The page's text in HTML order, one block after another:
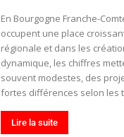
En Bourgogne Franche-
occupent une place
régionale et dans les
dynamique, les chiffres
souvent modestes, des
fortes différences selon les
Lire la suite